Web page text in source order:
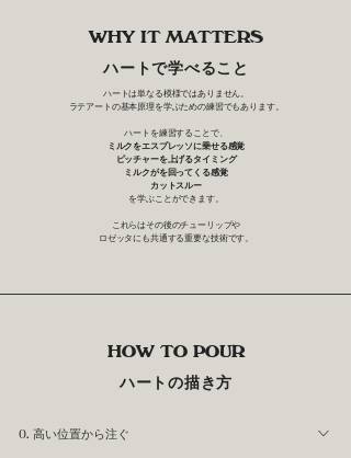
WHY IT MATTERS
ハートで学べること
ハートは単なる模様ではありません。
ラテアートの基本原理を学ぶための練習でもあります。
ハートを練習することで、
ミルクをエスプレッソに乗せる感覚
ピッチャーを上げるタイミング
ミルクがを回ってくる感覚
カットスルー
を学ぶことができます。
これらはその後のチューリップや
ロゼッタにも共通する重要な技術です。
HOW TO POUR
ハートの描き方
0. 高い位置から注ぐ